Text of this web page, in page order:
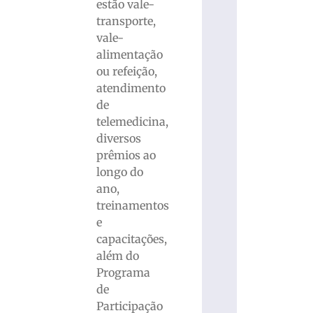
estão vale-
transporte,
vale-
alimentação
ou refeição,
atendimento
de
telemedicina,
diversos
prêmios ao
longo do
ano,
treinamentos
e
capacitações,
além do
Programa
de
Participação